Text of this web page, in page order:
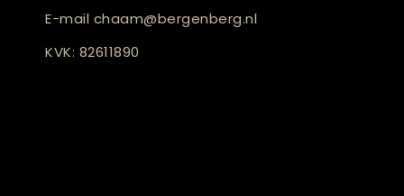
E-mail chaam@bergenberg.nl
KVK: 82611890